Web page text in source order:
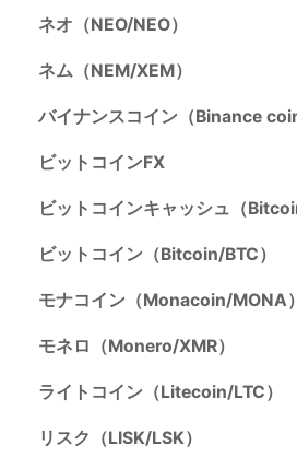
ネオ（NEO/NEO）
ネム（NEM/XEM）
バイナンスコイン（Binance
ビットコインFX
ビットコインキャッシュ（
ビットコイン（Bitcoin/BTC）
モナコイン（Monacoin/MONA）
モネロ（Monero/XMR）
ライトコイン（Litecoin/LTC）
リスク（LISK/LSK）